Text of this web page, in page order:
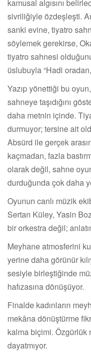
kamusal algısını
sivriliğiyle özdeşleşti.
sanki evine, tiyatro
söylemek gerekirse,
tiyatro sahnesi
üslubuyla “Hadi
Yazıp yönettiği bu
sahneye taşıdığını
daha metnin içinde.
durmuyor; tersine ait
Absürd ile gerçek
kaçmadan, fazla
olarak değil, sahne
durduğunda çok daha
Oyunun canlı müzik
Sertan Küley, Yasin
bir orkestra değil;
Meyhane atmosferini
yerine daha görünür
sesiyle birleştiğinde
hafızasına dönüşüyor.
Finalde kadınların
mekâna dönüştürme
kalma biçimi. Özgürlük
dayatmıyor.